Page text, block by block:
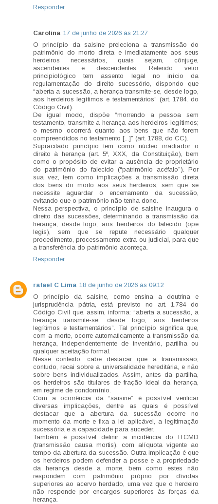
Responder
Carolina 17 de junho de 2026 às 21:27
O princípio da saisine preleciona a transmissão do
patrimônio do morto direta e imediatamente aos seus
herdeiros necessários, quais sejam, cônjuge,
ascendentes e descendentes. Referido vetor
principiológico tem assento legal no início da
regulamentação do direito sucessório, dispondo que
“aberta a sucessão, a herança transmite-se, desde logo,
aos herdeiros legítimos e testamentários” (art. 1784, do
Código Civil).
De igual modo, dispõe “morrendo a pessoa sem
testamento, transmite a herança aos herdeiros legítimos;
o mesmo ocorrerá quanto aos bens que não forem
compreendidos no testamento [...]” (art. 1788, do CC).
Supracitado princípio tem como núcleo irradiador o
direito à herança (art. 5º, XXX, da Constituição), bem
como o propósito de evitar a ausência de proprietário
do patrimônio do falecido (“patrimônio acéfalo”). Por
sua vez, tem como implicações a transmissão direta
dos bens do morto aos seus herdeiros, sem que se
necessite aguardar o encerramento da sucessão,
evitando que o patrimônio não tenha dono.
Nessa perspectiva, o princípio de saisine inaugura o
direito das sucessões, determinando a transmissão da
herança, desde logo, aos herdeiros do falecido (ope
legis), sem que se repute necessário qualquer
procedimento, processamento extra ou judicial, para que
a transferência do patrimônio aconteça.
Responder
rafael C Lima 18 de junho de 2026 às 09:12
O princípio da saisine, como ensina a doutrina e
jurisprudência pátria, está previsto no art. 1.784 do
Código Civil que, assim, informa: “aberta a sucessão, a
herança transmite-se, desde logo, aos herdeiros
legítimos e testamentários”. Tal princípio significa que,
com a morte, ocorre automaticamente a transmissão da
herança, independentemente de inventário, partilha ou
qualquer aceitação formal.
Nesse contexto, cabe destacar que a transmissão,
contudo, recai sobre a universalidade hereditária, e não
sobre bens individualizados. Assim, antes da partilha,
os herdeiros são titulares de fração ideal da herança,
em regime de condomínio.
Com a ocorrência da “saisine” é possível verificar
diversas implicações, dentre as quais é possível
destacar que a abertura da sucessão ocorre no
momento da morte e fixa a lei aplicável, a legitimação
sucessória e a capacidade para suceder.
Também é possível definir a incidência do ITCMD
(transmissão causa mortis), com alíquota vigente ao
tempo da abertura da sucessão. Outra implicação é que
os herdeiros podem defender a posse e a propriedade
da herança desde a morte, bem como estes não
respondem com patrimônio próprio por dívidas
superiores ao acervo herdado, uma vez que o herdeiro
não responde por encargos superiores às forças da
herança.